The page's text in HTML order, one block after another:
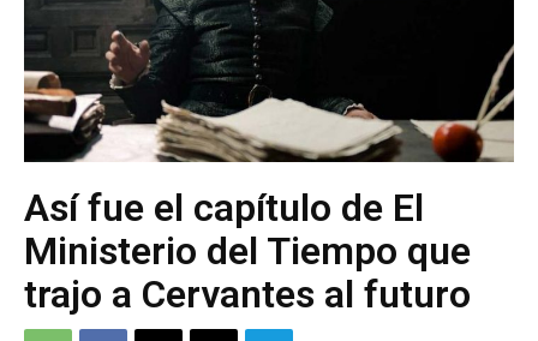
Así fue el capítulo de El
Ministerio del Tiempo que
trajo a Cervantes al futuro